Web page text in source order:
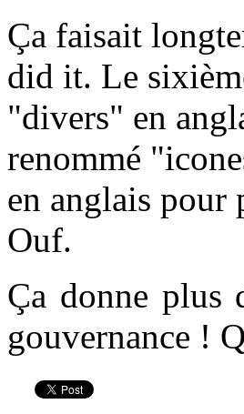
Ça faisait
did it. Le
"divers" en
renommé
en anglais pour
Ouf.
Ça donne plus
gouvernance !